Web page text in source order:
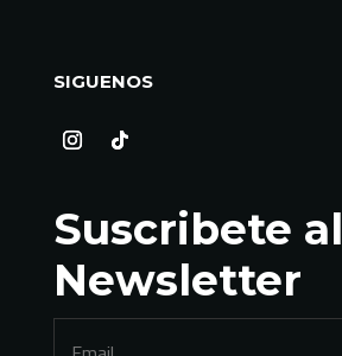
SIGUENOS
Suscribete al
Newsletter